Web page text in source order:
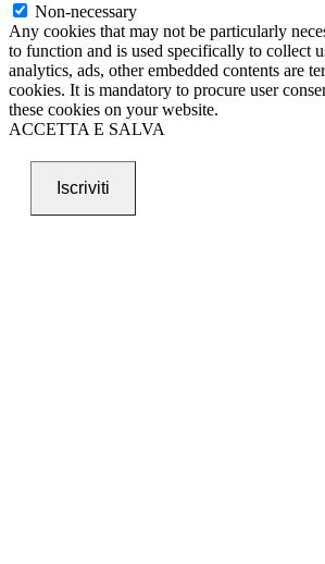
Non-necessary
Any cookies that may not be particularly
to function and is used specifically to collect
analytics, ads, other embedded contents are
cookies. It is mandatory to procure user
these cookies on your website.
ACCETTA E SALVA
Iscriviti